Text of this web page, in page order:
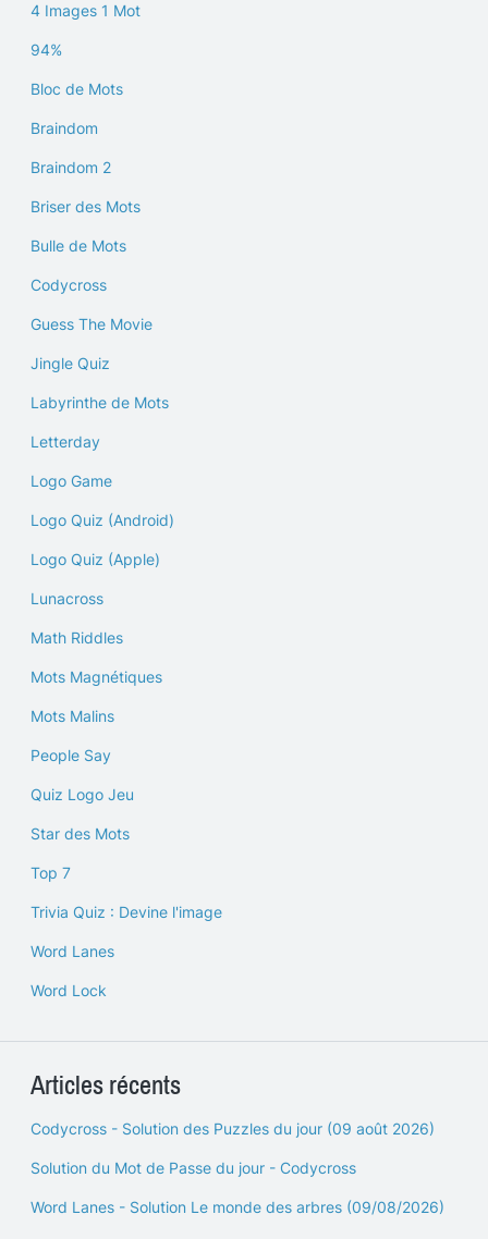
4 Images 1 Mot
94%
Bloc de Mots
Braindom
Braindom 2
Briser des Mots
Bulle de Mots
Codycross
Guess The Movie
Jingle Quiz
Labyrinthe de Mots
Letterday
Logo Game
Logo Quiz (Android)
Logo Quiz (Apple)
Lunacross
Math Riddles
Mots Magnétiques
Mots Malins
People Say
Quiz Logo Jeu
Star des Mots
Top 7
Trivia Quiz : Devine l'image
Word Lanes
Word Lock
Articles récents
Codycross - Solution des Puzzles du jour (09 août 2026)
Solution du Mot de Passe du jour - Codycross
Word Lanes - Solution Le monde des arbres (09/08/2026)